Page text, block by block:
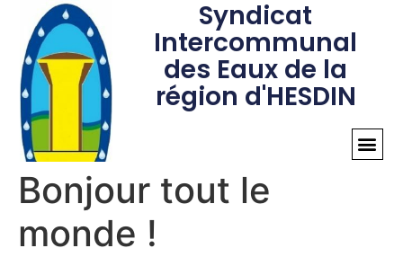
Syndicat
Intercommunal
des Eaux de la
région d'HESDIN
Bonjour tout le
monde !